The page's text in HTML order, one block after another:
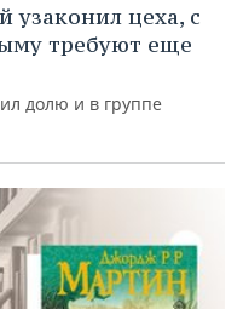
узаконил цеха, с
требуют еще
долю и в группе